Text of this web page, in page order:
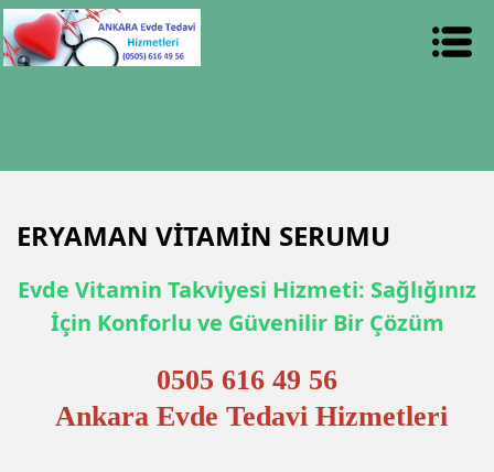
ERYAMAN VİTAMİN SERUMU
Evde Vitamin Takviyesi Hizmeti: Sağlığınız
İçin Konforlu ve Güvenilir Bir Çözüm
0505 616 49 56
Ankara Evde Tedavi Hizmetleri